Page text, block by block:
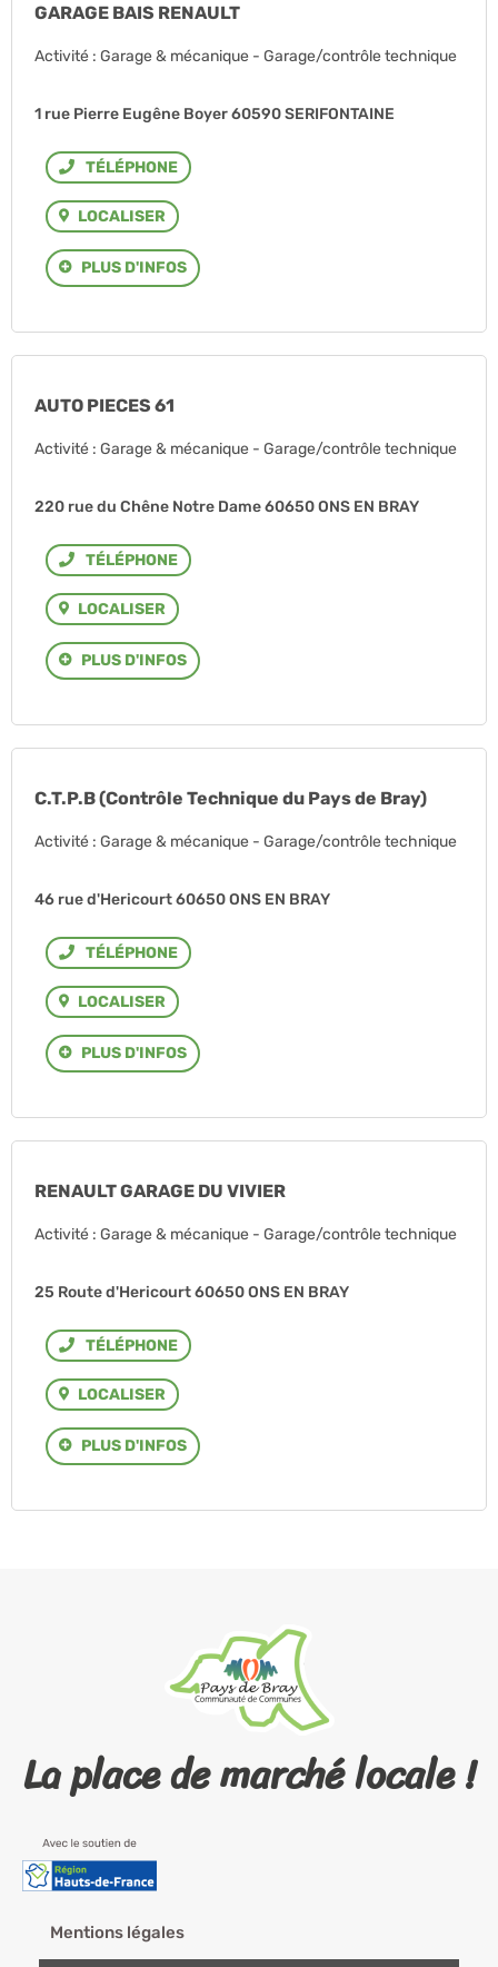
GARAGE BAIS RENAULT
Activité : Garage & mécanique - Garage/contrôle technique
1 rue Pierre Eugêne Boyer 60590 SERIFONTAINE
Téléphone
LOCALISER
PLUS D'INFOS
AUTO PIECES 61
Activité : Garage & mécanique - Garage/contrôle technique
220 rue du Chêne Notre Dame 60650 ONS EN BRAY
Téléphone
LOCALISER
PLUS D'INFOS
C.T.P.B (Contrôle Technique du Pays de Bray)
Activité : Garage & mécanique - Garage/contrôle technique
46 rue d'Hericourt 60650 ONS EN BRAY
Téléphone
LOCALISER
PLUS D'INFOS
RENAULT GARAGE DU VIVIER
Activité : Garage & mécanique - Garage/contrôle technique
25 Route d'Hericourt 60650 ONS EN BRAY
Téléphone
LOCALISER
PLUS D'INFOS
La place de marché locale !
Mentions légales